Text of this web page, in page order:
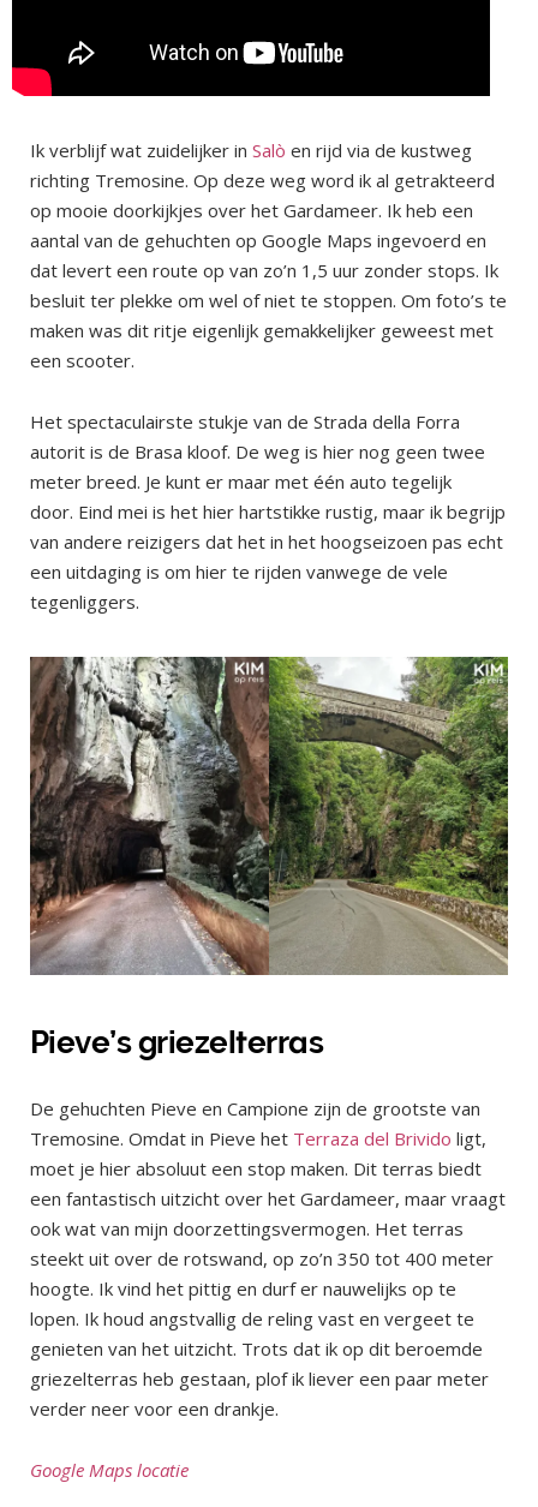
Ik verblijf wat zuidelijker in Salò en rijd via de kustweg
richting Tremosine. Op deze weg word ik al getrakteerd
op mooie doorkijkjes over het Gardameer. Ik heb een
aantal van de gehuchten op Google Maps ingevoerd en
dat levert een route op van zo’n 1,5 uur zonder stops. Ik
besluit ter plekke om wel of niet te stoppen. Om foto’s te
maken was dit ritje eigenlijk gemakkelijker geweest met
een scooter.
Het spectaculairste stukje van de Strada della Forra
autorit is de Brasa kloof. De weg is hier nog geen twee
meter breed. Je kunt er maar met één auto tegelijk
door. Eind mei is het hier hartstikke rustig, maar ik begrijp
van andere reizigers dat het in het hoogseizoen pas echt
een uitdaging is om hier te rijden vanwege de vele
tegenliggers.
Pieve’s griezelterras
De gehuchten Pieve en Campione zijn de grootste van
Tremosine. Omdat in Pieve het Terraza del Brivido ligt,
moet je hier absoluut een stop maken. Dit terras biedt
een fantastisch uitzicht over het Gardameer, maar vraagt
ook wat van mijn doorzettingsvermogen. Het terras
steekt uit over de rotswand, op zo’n 350 tot 400 meter
hoogte. Ik vind het pittig en durf er nauwelijks op te
lopen. Ik houd angstvallig de reling vast en vergeet te
genieten van het uitzicht. Trots dat ik op dit beroemde
griezelterras heb gestaan, plof ik liever een paar meter
verder neer voor een drankje.
Google Maps locatie